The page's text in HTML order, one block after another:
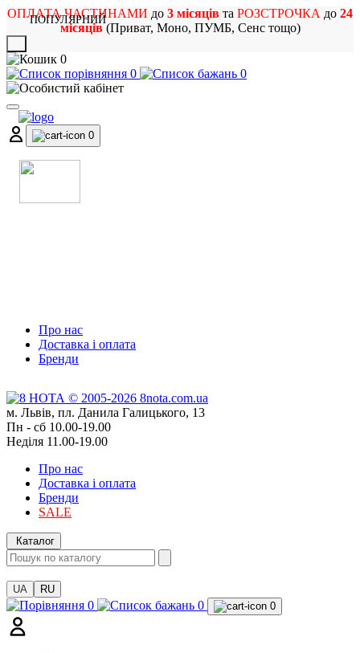
ОПЛАТА ЧАСТИНАМИ до 3 місяців та РОЗСТРОЧКА до 24
місяців(Приват, Моно, ПУМБ, Сенс тощо)
0
0
0
0
Про нас
Доставка і оплата
Бренди
м. Львів, пл. Данила Галицького, 13
Пн - сб 10.00-19.00
Неділя 11.00-19.00
Про нас
Доставка і оплата
Бренди
SALE
Каталог
UA RU
0 0 0
ПОПУЛЯРНИЙ